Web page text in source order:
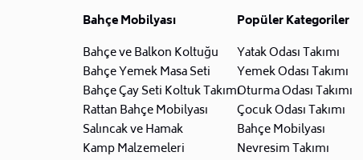
Bahçe Mobilyası
Bahçe ve Balkon Koltuğu
Bahçe Yemek Masa Seti
Bahçe Çay Seti Koltuk Takımı
Rattan Bahçe Mobilyası
Salıncak ve Hamak
Kamp Malzemeleri
Popüler Kategoriler
Yatak Odası Takımı
Yemek Odası Takımı
Oturma Odası Takımı
Çocuk Odası Takımı
Bahçe Mobilyası
Nevresim Takımı